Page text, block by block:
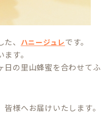
、 ハニージュレです。
す。
の里山蜂蜜を合わせて
様へお届けいたします。